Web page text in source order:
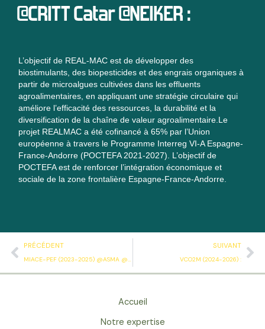
@CRITT Catar @NEIKER :
L’objectif de REAL-MAC est de développer des
biostimulants, des biopesticides et des engrais organiques à
partir de microalgues cultivées dans les effluents
agroalimentaires, en appliquant une stratégie circulaire qui
améliore l’efficacité des ressources, la durabilité et la
diversification de la chaîne de valeur agroalimentaire.Le
projet REALMAC a été cofinancé à 65% par l’Union
européenne à travers le Programme Interreg VI-A Espagne-
France-Andorre (POCTEFA 2021-2027). L’objectif de
POCTEFA est de renforcer l’intégration économique et
sociale de la zone frontalière Espagne-France-Andorre.
Précédent
PRÉCÉDENT
MIACE-PEF (2023-2025) @ASMA @SIAME @IPREM @Chaire MANTA :
SUIVANT
VCO2M (2024-2026) :
Accueil
Notre expertise